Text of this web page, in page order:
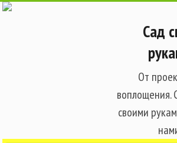
Сад
От
воплощения.
своими